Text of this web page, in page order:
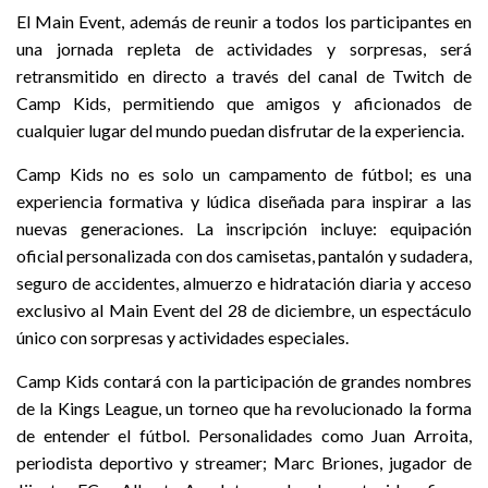
El Main Event, además de reunir a todos los participantes en
una jornada repleta de actividades y sorpresas, será
retransmitido en directo a través del canal de Twitch de
Camp Kids, permitiendo que amigos y aficionados de
cualquier lugar del mundo puedan disfrutar de la experiencia.
Camp Kids no es solo un campamento de fútbol; es una
experiencia formativa y lúdica diseñada para inspirar a las
nuevas generaciones. La inscripción incluye: equipación
oficial personalizada con dos camisetas, pantalón y sudadera,
seguro de accidentes, almuerzo e hidratación diaria y acceso
exclusivo al Main Event del 28 de diciembre, un espectáculo
único con sorpresas y actividades especiales.
Camp Kids contará con la participación de grandes nombres
de la Kings League, un torneo que ha revolucionado la forma
de entender el fútbol. Personalidades como Juan Arroita,
periodista deportivo y streamer; Marc Briones, jugador de